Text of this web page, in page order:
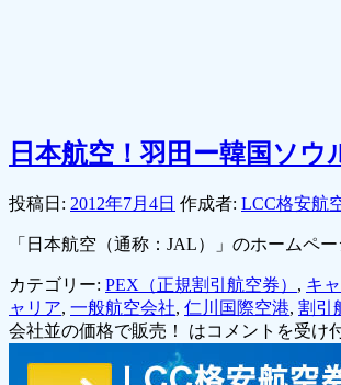
日本航空！羽田ー韓国ソウ
投稿日: 2012年7月4日 作成者: LCC格安航
「日本航空（通称：JAL）」のホームペ
カテゴリー: PEX（正規割引航空券） , キ
ャリア, 一般航空会社, 仁川国際空港, 割引
会社並の価格で販売！ はコメントを受け